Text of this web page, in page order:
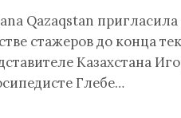
Qazaqstan
стажеров до конца
Казахстана
Глебе…